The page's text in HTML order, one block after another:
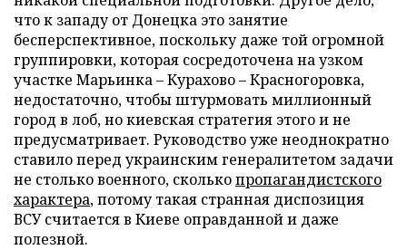
что к западу от Донецка это занятие
бесперспективное, поскольку даже той огромной
группировки, которая сосредоточена на узком
участке Марьинка – Курахово – Красногоровка,
недостаточно, чтобы штурмовать миллионный
город в лоб, но киевская стратегия этого и не
предусматривает. Руководство уже неоднократно
ставило перед украинским генералитетом задачи
не столько военного, сколькопропагандистского
характера, потому такая странная диспозиция
ВСУ считается в Киеве оправданной и даже
полезной.